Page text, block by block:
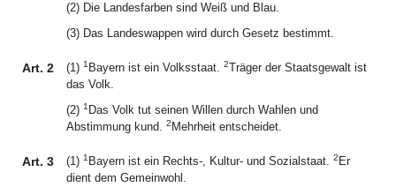
(2) Die Landesfarben sind Weiß und Blau.
(3) Das Landeswappen wird durch Gesetz bestimmt.
Art. 2 (1) 1 Bayern ist ein Volksstaat. 2Träger der Staatsgewalt ist
das Volk.
(2) 1 Das Volk tut seinen Willen durch Wahlen und
Abstimmung kund. 2 Mehrheit entscheidet.
Art. 3 (1) 1 Bayern ist ein Rechts-, Kultur- und Sozialstaat. 2 Er
dient dem Gemeinwohl.